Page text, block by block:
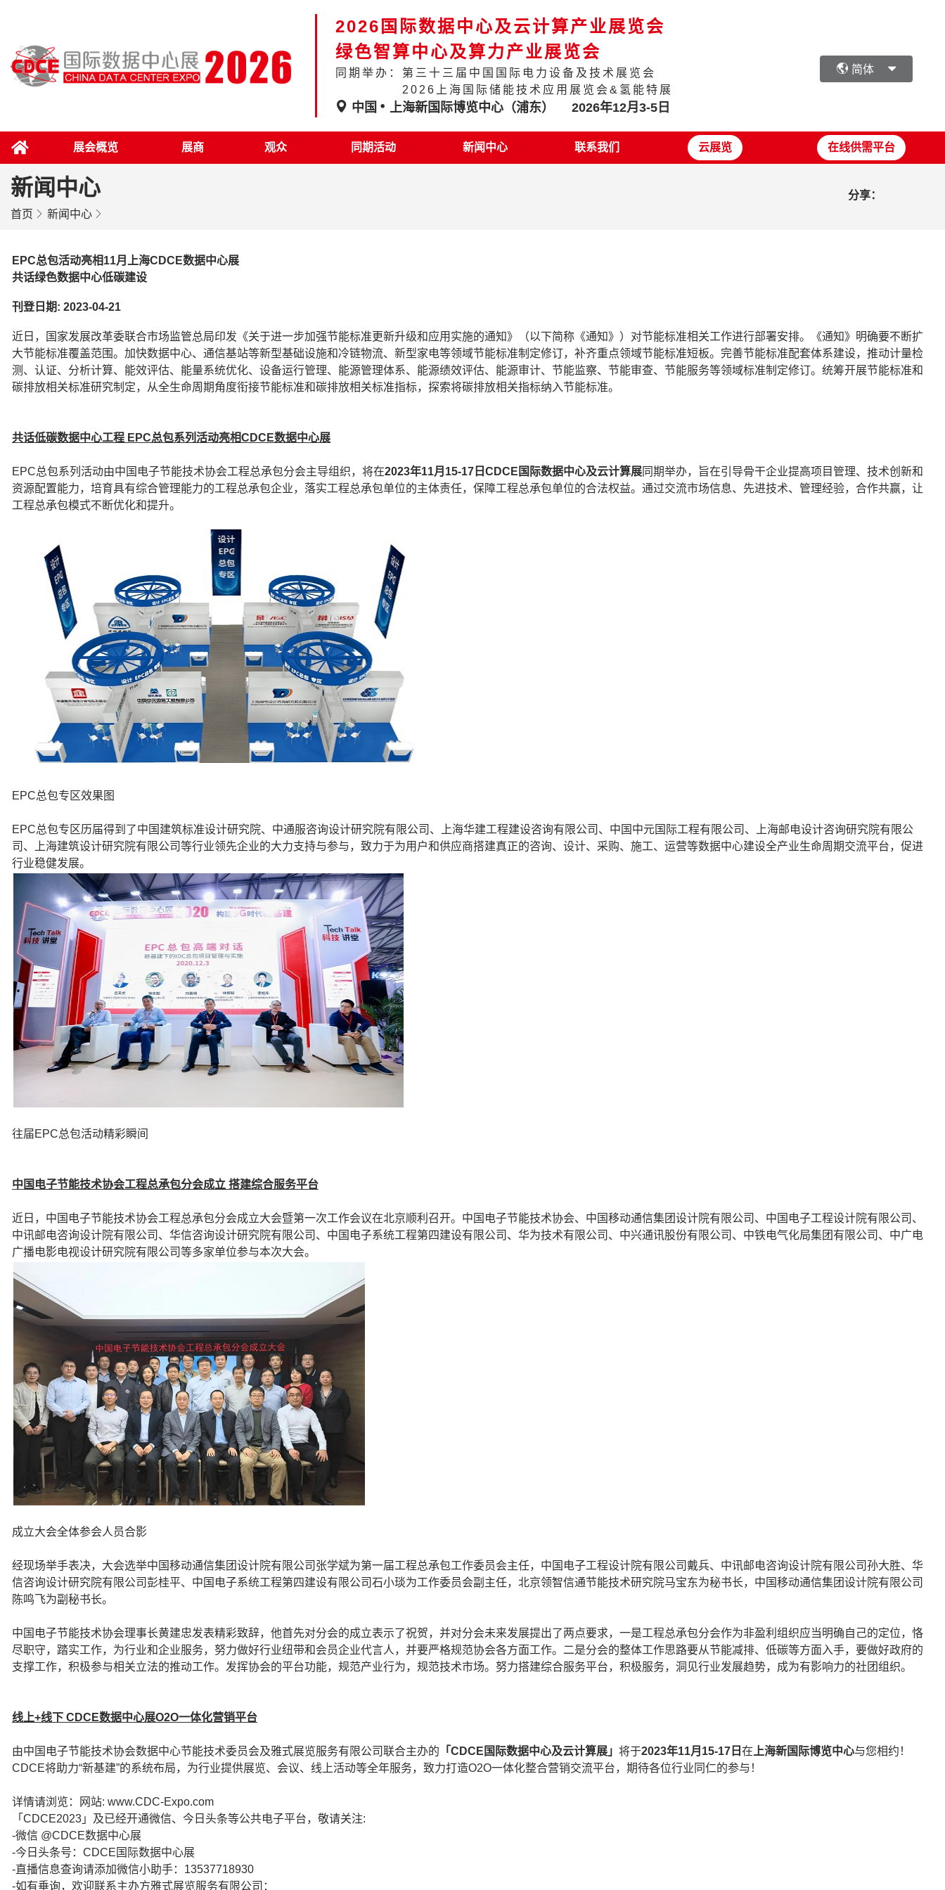
2026国际数据中心及云计算产业展览会
绿色智算中心及算力产业展览会
同期举办：第三十三届中国国际电力设备及技术展览会
2026上海国际储能技术应用展览会&氢能特展
中国 上海新国际博览中心（浦东） 2026年12月3-5日
简体
展会概览 展商 观众 同期活动 新闻中心 联系我们 云展览 在线供需平台
新闻中心
首页 新闻中心
分享：
EPC总包活动亮相11月上海CDCE数据中心展
共话绿色数据中心低碳建设
刊登日期: 2023-04-21
近日，国家发展改革委联合市场监管总局印发《关于进一步加强节能标准更新升级和应用实施的通知》（以下简称《通知》）对节能标准相关工作进行部署安排。《通知》明确要不断扩
大节能标准覆盖范围。加快数据中心、通信基站等新型基础设施和冷链物流、新型家电等领域节能标准制定修订，补齐重点领域节能标准短板。完善节能标准配套体系建设，推动计量检
测、认证、分析计算、能效评估、能量系统优化、设备运行管理、能源管理体系、能源绩效评估、能源审计、节能监察、节能审查、节能服务等领域标准制定修订。统筹开展节能标准和
碳排放相关标准研究制定，从全生命周期角度衔接节能标准和碳排放相关标准指标，探索将碳排放相关指标纳入节能标准。
共话低碳数据中心工程 EPC总包系列活动亮相CDCE数据中心展
EPC总包系列活动由中国电子节能技术协会工程总承包分会主导组织，将在2023年11月15-17日CDCE国际数据中心及云计算展同期举办，旨在引导骨干企业提高项目管理、技术创新和
资源配置能力，培育具有综合管理能力的工程总承包企业，落实工程总承包单位的主体责任，保障工程总承包单位的合法权益。通过交流市场信息、先进技术、管理经验，合作共赢，让
工程总承包模式不断优化和提升。
EPC总包专区效果图
EPC总包专区历届得到了中国建筑标准设计研究院、中通服咨询设计研究院有限公司、上海华建工程建设咨询有限公司、中国中元国际工程有限公司、上海邮电设计咨询研究院有限公
司、上海建筑设计研究院有限公司等行业领先企业的大力支持与参与，致力于为用户和供应商搭建真正的咨询、设计、采购、施工、运营等数据中心建设全产业生命周期交流平台，促进
行业稳健发展。
往届EPC总包活动精彩瞬间
中国电子节能技术协会工程总承包分会成立 搭建综合服务平台
近日，中国电子节能技术协会工程总承包分会成立大会暨第一次工作会议在北京顺利召开。中国电子节能技术协会、中国移动通信集团设计院有限公司、中国电子工程设计院有限公司、
中讯邮电咨询设计院有限公司、华信咨询设计研究院有限公司、中国电子系统工程第四建设有限公司、华为技术有限公司、中兴通讯股份有限公司、中铁电气化局集团有限公司、中广电
广播电影电视设计研究院有限公司等多家单位参与本次大会。
成立大会全体参会人员合影
经现场举手表决，大会选举中国移动通信集团设计院有限公司张学斌为第一届工程总承包工作委员会主任，中国电子工程设计院有限公司戴兵、中讯邮电咨询设计院有限公司孙大胜、华
信咨询设计研究院有限公司彭桂平、中国电子系统工程第四建设有限公司石小琰为工作委员会副主任，北京领智信通节能技术研究院马宝东为秘书长，中国移动通信集团设计院有限公司
陈鸣飞为副秘书长。
中国电子节能技术协会理事长黄建忠发表精彩致辞，他首先对分会的成立表示了祝贺，并对分会未来发展提出了两点要求，一是工程总承包分会作为非盈利组织应当明确自己的定位，恪
尽职守，踏实工作，为行业和企业服务，努力做好行业纽带和会员企业代言人，并要严格规范协会各方面工作。二是分会的整体工作思路要从节能减排、低碳等方面入手，要做好政府的
支撑工作，积极参与相关立法的推动工作。发挥协会的平台功能，规范产业行为，规范技术市场。努力搭建综合服务平台，积极服务，洞见行业发展趋势，成为有影响力的社团组织。
线上+线下 CDCE数据中心展O2O一体化营销平台
由中国电子节能技术协会数据中心节能技术委员会及雅式展览服务有限公司联合主办的 「CDCE国际数据中心及云计算展」 将于2023年11月15-17日 在 上海新国际博览中心与您相约！
CDCE将助力“新基建”的系统布局，为行业提供展览、会议、线上活动等全年服务，致力打造O2O一体化整合营销交流平台，期待各位行业同仁的参与！
详情请浏览：网站: www.CDC-Expo.com
「CDCE2023」及已经开通微信、今日头条等公共电子平台，敬请关注:
-微信 @CDCE数据中心展
-今日头条号：CDCE国际数据中心展
-直播信息查询请添加微信小助手：13537718930
-如有垂询，欢迎联系主办方雅式展览服务有限公司：